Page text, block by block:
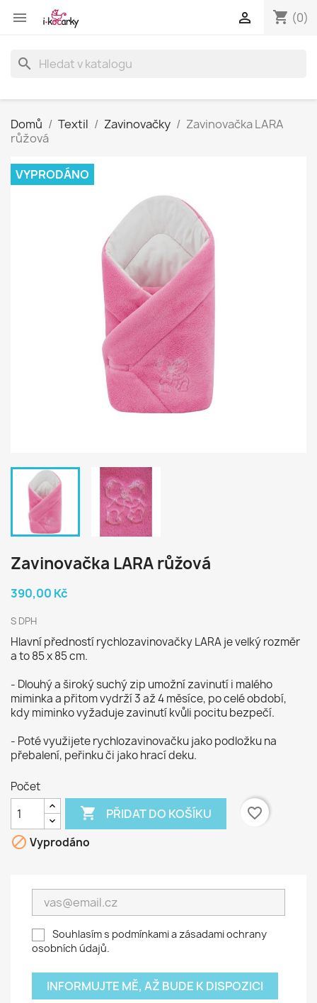
 shopping_cart (0)

search
Domů Textil Zavinovačky
Zavinovačka LARA
růžová
VYPRODÁNO
Zavinovačka LARA růžová
390,00 Kč
S DPH
Hlavní předností rychlozavinovačky LARA je velký rozměr
a to 85 x 85 cm.
- Dlouhý a široký suchý zip umožní zavinutí i malého
miminka a přitom vydrží 3 až 4 měsíce, po celé období,
kdy miminko vyžaduje zavinutí kvůli pocitu bezpečí.
- Poté využijete rychlozavinovačku jako podložku na
přebalení, peřinku či jako hrací deku.
Počet
 PŘIDAT DO KOŠÍKU
favorite_border
 Vyprodáno
Souhlasím s podmínkami a zásadami ochrany
osobních údajů.
INFORMUJTE MĚ, AŽ BUDE K DISPOZICI